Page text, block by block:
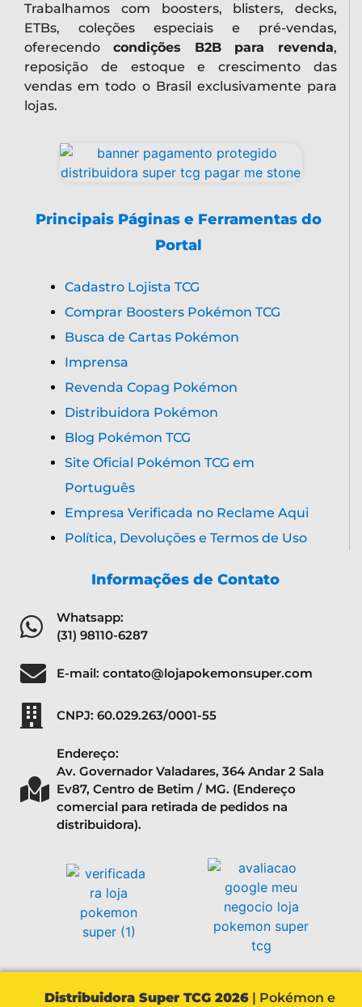
Trabalhamos com boosters, blisters, decks,
ETBs, coleções especiais e pré-vendas,
oferecendo condições B2B para revenda,
reposição de estoque e crescimento das
vendas em todo o Brasil exclusivamente para
lojas.
Principais Páginas e Ferramentas do
Portal
Cadastro Lojista TCG
Comprar Boosters Pokémon TCG
Busca de Cartas Pokémon
Imprensa
Revenda Copag Pokémon
Distribuidora Pokémon
Blog Pokémon TCG
Site Oficial Pokémon TCG em
Português
Empresa Verificada no Reclame Aqui
Política, Devoluções e Termos de Uso
Informações de Contato
Whatsapp:
(31) 98110-6287
E-mail: contato@lojapokemonsuper.com
CNPJ: 60.029.263/0001-55
Endereço:
Av. Governador Valadares, 364 Andar 2 Sala
Ev87, Centro de Betim / MG. (Endereço
comercial para retirada de pedidos na
distribuidora).
Distribuidora Super TCG 2026 | Pokémon e